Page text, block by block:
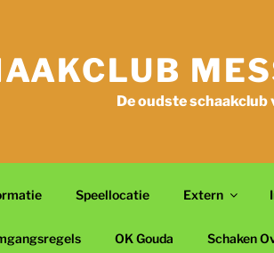
De oudste schaakclub
Speellocatie Extern
OK Gouda Schaken